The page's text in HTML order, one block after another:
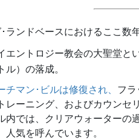
ランドベースにおけるここ数
エントロジー教会の大聖堂と
ル）の落成。
チマン･ビルは修復され、 フ
レーニング、およびカウンセ
内では、クリアウォーターの
人気を呼んでいます。